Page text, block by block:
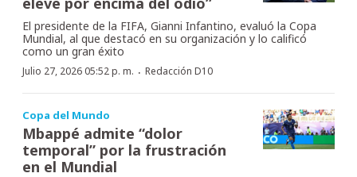
El presidente de la FIFA, Gianni Infantino, evaluó la Copa
Mundial, al que destacó en su organización y lo calificó
como un gran éxito
Julio 27, 2026 05:52 p. m. · Redacción D10
Copa del Mundo
Mbappé admite “dolor
temporal” por la frustración
en el Mundial